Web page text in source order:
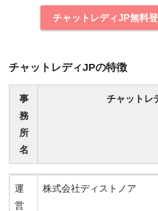
チャットレディJP無料
チャットレディJPの特徴
事
務
所
名
チャットレ
事
務
チャットレ
運
営
株式会社ディストノア